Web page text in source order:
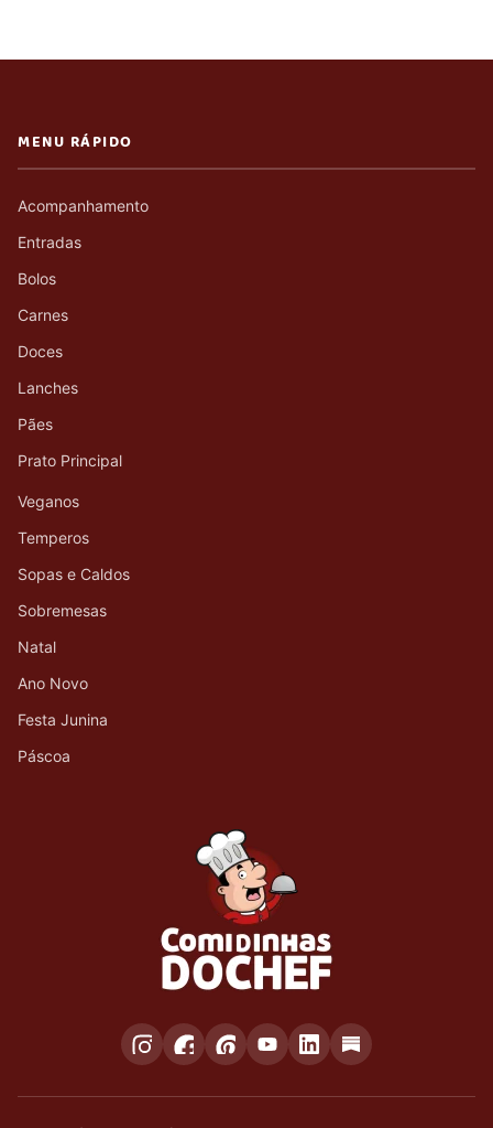
MENU RÁPIDO
Acompanhamento
Entradas
Bolos
Carnes
Doces
Lanches
Pães
Prato Principal
Veganos
Temperos
Sopas e Caldos
Sobremesas
Natal
Ano Novo
Festa Junina
Páscoa